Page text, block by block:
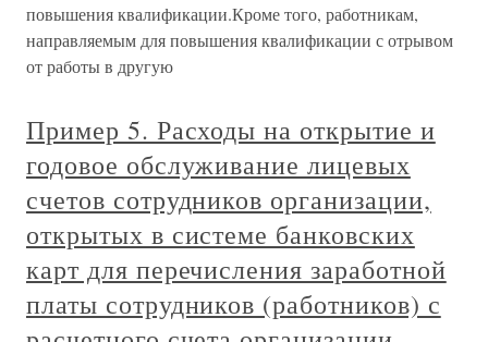
повышения квалификации.Кроме того, работникам,
направляемым для повышения квалификации с отрывом
от работы в другую
Пример 5. Расходы на открытие и
годовое обслуживание лицевых
счетов сотрудников организации,
открытых в системе банковских
карт для перечисления заработной
платы сотрудников (работников) с